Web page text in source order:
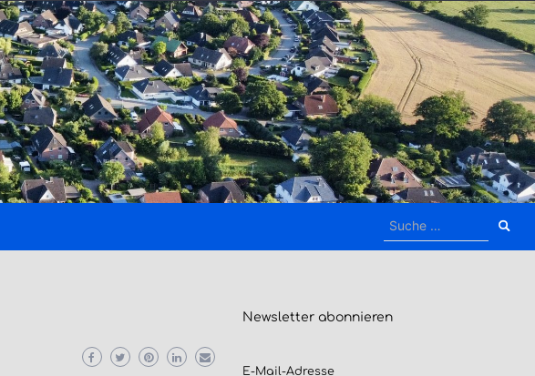
Suche
Newsletter abonnieren
E-Mail-Adresse